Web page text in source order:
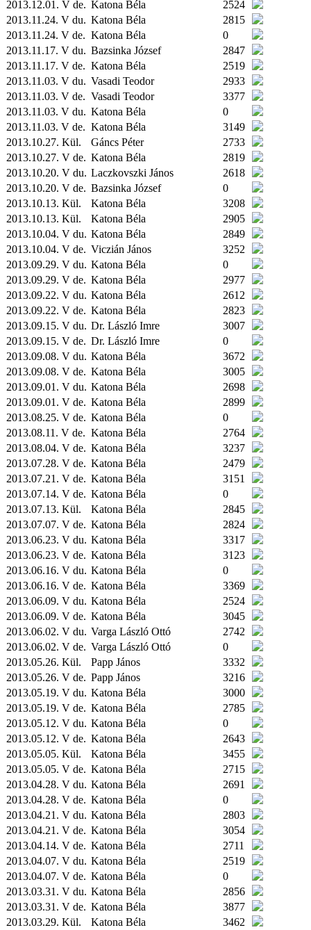
2013.12.01. V de. Katona Béla
2524
2013.11.24. V du. Katona Béla
2815
2013.11.24. V de. Katona Béla
0
2013.11.17. V du. Bazsinka József
2847
2013.11.17. V de. Katona Béla
2519
2013.11.03. V du. Vasadi Teodor
2933
2013.11.03. V de. Vasadi Teodor
3377
2013.11.03. V du. Katona Béla
0
2013.11.03. V de. Katona Béla
3149
2013.10.27. Kül. Gáncs Péter
2733
2013.10.27. V de. Katona Béla
2819
2013.10.20. V du. Laczkovszki János
2618
2013.10.20. V de. Bazsinka József
0
2013.10.13. Kül. Katona Béla
3208
2013.10.13. Kül. Katona Béla
2905
2013.10.04. V du. Katona Béla
2849
2013.10.04. V de. Viczián János
3252
2013.09.29. V du. Katona Béla
0
2013.09.29. V de. Katona Béla
2977
2013.09.22. V du. Katona Béla
2612
2013.09.22. V de. Katona Béla
2823
2013.09.15. V du. Dr. László Imre
3007
2013.09.15. V de. Dr. László Imre
0
2013.09.08. V du. Katona Béla
3672
2013.09.08. V de. Katona Béla
3005
2013.09.01. V du. Katona Béla
2698
2013.09.01. V de. Katona Béla
2899
2013.08.25. V de. Katona Béla
0
2013.08.11. V de. Katona Béla
2764
2013.08.04. V de. Katona Béla
3237
2013.07.28. V de. Katona Béla
2479
2013.07.21. V de. Katona Béla
3151
2013.07.14. V de. Katona Béla
0
2013.07.13. Kül. Katona Béla
2845
2013.07.07. V de. Katona Béla
2824
2013.06.23. V du. Katona Béla
3317
2013.06.23. V de. Katona Béla
3123
2013.06.16. V du. Katona Béla
0
2013.06.16. V de. Katona Béla
3369
2013.06.09. V du. Katona Béla
2524
2013.06.09. V de. Katona Béla
3045
2013.06.02. V du. Varga László Ottó
2742
2013.06.02. V de. Varga László Ottó
0
2013.05.26. Kül. Papp János
3332
2013.05.26. V de. Papp János
3216
2013.05.19. V du. Katona Béla
3000
2013.05.19. V de. Katona Béla
2785
2013.05.12. V du. Katona Béla
0
2013.05.12. V de. Katona Béla
2643
2013.05.05. Kül. Katona Béla
3455
2013.05.05. V de. Katona Béla
2715
2013.04.28. V du. Katona Béla
2691
2013.04.28. V de. Katona Béla
0
2013.04.21. V du. Katona Béla
2803
2013.04.21. V de. Katona Béla
3054
2013.04.14. V de. Katona Béla
2711
2013.04.07. V du. Katona Béla
2519
2013.04.07. V de. Katona Béla
0
2013.03.31. V du. Katona Béla
2856
2013.03.31. V de. Katona Béla
3877
2013.03.29. Kül. Katona Béla
3462